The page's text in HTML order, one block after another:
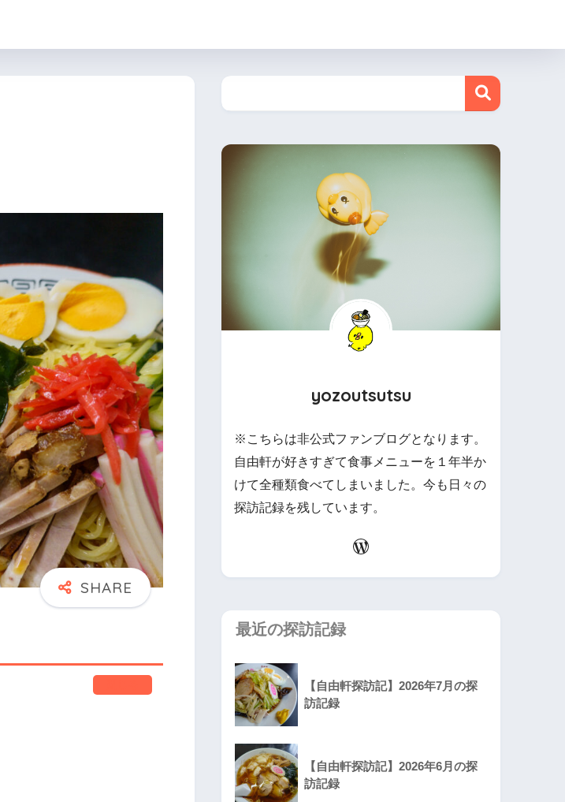
yozoutsutsu
※こちらは非公式ファンブログとなります。
自由軒が好きすぎて食事メニューを１年半か
けて全種類食べてしまいました。今も日々の
探訪記録を残しています。
最近の探訪記録
【自由軒探訪記】2026年7月の探
訪記録
【自由軒探訪記】2026年6月の探
訪記録